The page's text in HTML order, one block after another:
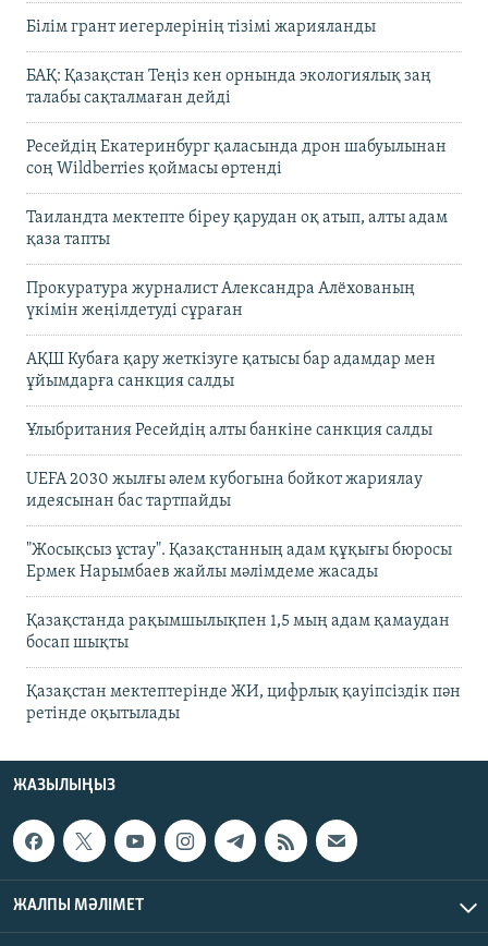
Білім грант иегерлерінің тізімі жарияланды
БАҚ: Қазақстан Теңіз кен орнында экологиялық заң
талабы сақталмаған дейді
Ресейдің Екатеринбург қаласында дрон шабуылынан
соң Wildberries қоймасы өртенді
Таиландта мектепте біреу қарудан оқ атып, алты адам
қаза тапты
Прокуратура журналист Александра Алёхованың
үкімін жеңілдетуді сұраған
АҚШ Кубаға қару жеткізуге қатысы бар адамдар мен
ұйымдарға санкция салды
Ұлыбритания Ресейдің алты банкіне санкция салды
UEFA 2030 жылғы әлем кубогына бойкот жариялау
идеясынан бас тартпайды
"Жосықсыз ұстау". Қазақстанның адам құқығы бюросы
Ермек Нарымбаев жайлы мәлімдеме жасады
Қазақстанда рақымшылықпен 1,5 мың адам қамаудан
босап шықты
Қазақстан мектептерінде ЖИ, цифрлық қауіпсіздік пән
ретінде оқытылады
ЖАЗЫЛЫҢЫЗ
ЖАЛПЫ МӘЛІМЕТ